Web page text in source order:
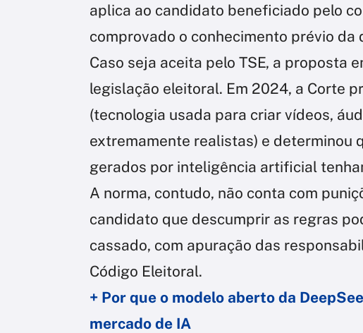
aplica ao candidato beneficiado pelo
comprovado o conhecimento prévio da
Caso seja aceita pelo TSE, a proposta
legislação eleitoral. Em 2024, a Corte
(tecnologia usada para criar vídeos,
extremamente realistas) e determinou
gerados por inteligência artificial
A norma, contudo, não conta com
candidato que descumprir as regras
cassado, com apuração das
Código Eleitoral.
+ Por que o modelo aberto da
mercado de IA